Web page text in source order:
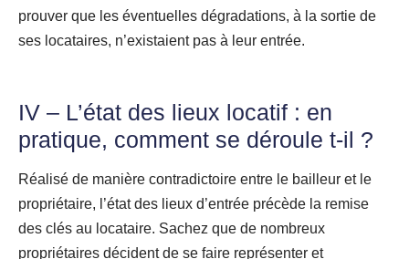
prouver que les éventuelles dégradations, à la sortie de
ses locataires, n’existaient pas à leur entrée.
IV – L’état des lieux locatif : en
pratique, comment se déroule t-il ?
Réalisé de manière contradictoire entre le bailleur et le
propriétaire, l’état des lieux d’entrée précède la remise
des clés au locataire. Sachez que de nombreux
propriétaires décident de se faire représenter et